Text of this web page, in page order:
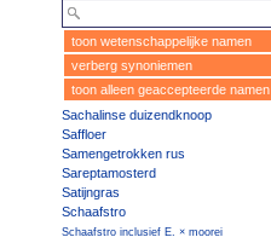
toon wetenschappelijke namen
verberg synoniemen
toon alleen geaccepteerde namen
Sachalinse duizendknoop
Saffloer
Samengetrokken rus
Sareptamosterd
Satijngras
Schaafstro
Schaafstro inclusief E. × moorei